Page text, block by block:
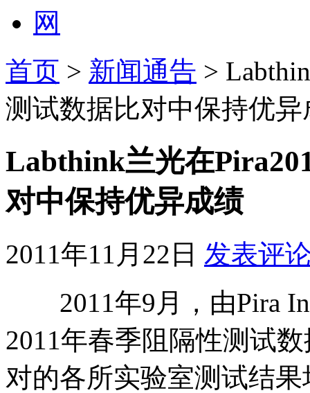
首页 > 新闻通告 >
测试数据比对中保持优异
Labthink兰光在
对中保持优异成绩
2011年11月22日 发表评
2011年9月，由Pira
2011年春季阻隔性测试
对的各所实验室测试结